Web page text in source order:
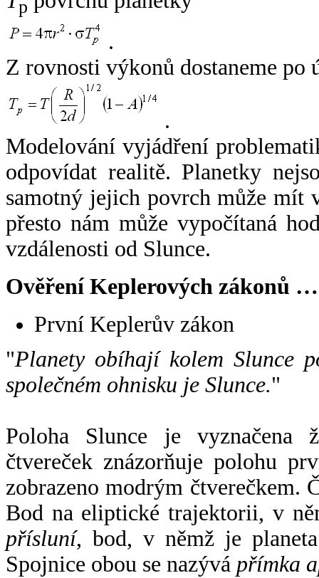
p
.
Z rovnosti výkonů dostaneme po
.
Modelování vyjádření
odpovídat realitě. Planetky
samotný jejich povrch může mít
přesto nám může vypočítaná
vzdálenosti od Slunce.
Ověření Keplerových zákonů …
První Keplerův zákon
"Planety obíhají kolem Slunce
společném ohnisku je Slunce."
Poloha Slunce je vyznačena
čtvereček znázorňuje polohu
zobrazeno modrým čtverečkem.
Bod na eliptické trajektorii, v
přísluní, bod, v němž je
Spojnice obou se nazývá přímka